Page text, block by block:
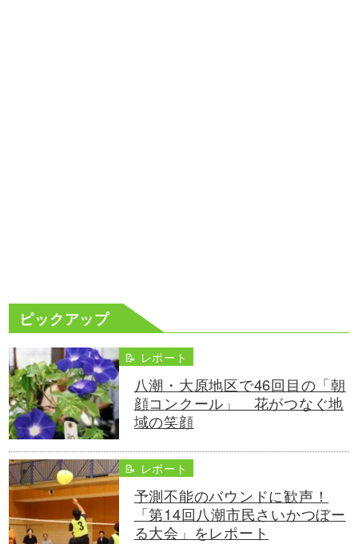
ピックアップ
📝 レポート
八潮・大原地区で46回目の「朝
顔コンクール」 花がつなぐ地
域の笑顔
📝 レポート
予測不能のバウンドに歓声！
「第14回八潮市民さいかつぼー
る大会」をレポート